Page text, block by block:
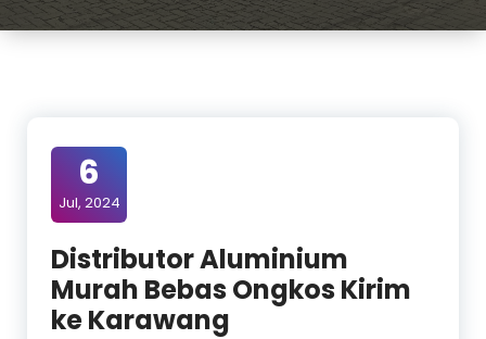
6
Jul, 2024
Distributor Aluminium
Murah Bebas Ongkos Kirim
ke Karawang